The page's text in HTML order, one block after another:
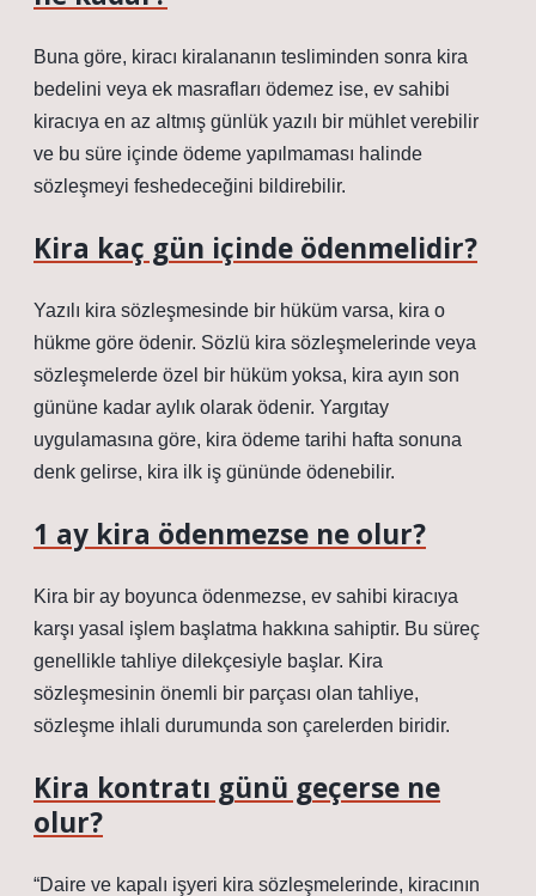
Buna göre, kiracı kiralananın tesliminden sonra kira
bedelini veya ek masrafları ödemez ise, ev sahibi
kiracıya en az altmış günlük yazılı bir mühlet verebilir
ve bu süre içinde ödeme yapılmaması halinde
sözleşmeyi feshedeceğini bildirebilir.
Kira kaç gün içinde ödenmelidir?
Yazılı kira sözleşmesinde bir hüküm varsa, kira o
hükme göre ödenir. Sözlü kira sözleşmelerinde veya
sözleşmelerde özel bir hüküm yoksa, kira ayın son
gününe kadar aylık olarak ödenir. Yargıtay
uygulamasına göre, kira ödeme tarihi hafta sonuna
denk gelirse, kira ilk iş gününde ödenebilir.
1 ay kira ödenmezse ne olur?
Kira bir ay boyunca ödenmezse, ev sahibi kiracıya
karşı yasal işlem başlatma hakkına sahiptir. Bu süreç
genellikle tahliye dilekçesiyle başlar. Kira
sözleşmesinin önemli bir parçası olan tahliye,
sözleşme ihlali durumunda son çarelerden biridir.
Kira kontratı günü geçerse ne
olur?
“Daire ve kapalı işyeri kira sözleşmelerinde, kiracının